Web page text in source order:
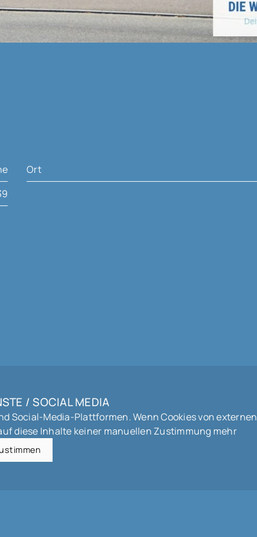
Ort
/ SOCIAL MEDIA
Social-Media-Plattformen. Wenn Cookies von externen
diese Inhalte keiner manuellen Zustimmung mehr